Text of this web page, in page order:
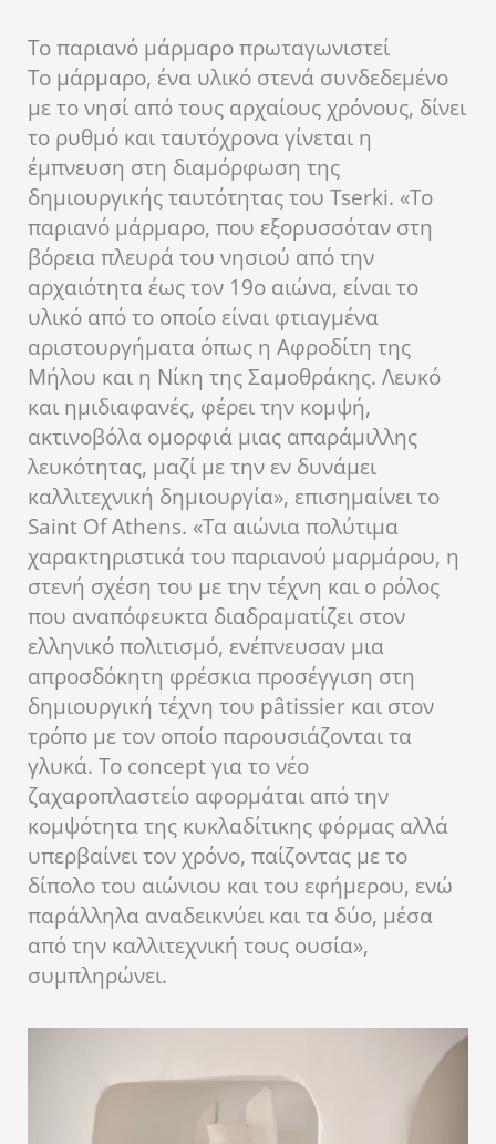
Το παριανό μάρμαρο πρωταγωνιστεί
Το μάρμαρο, ένα υλικό στενά συνδεδεμένο
με το νησί από τους αρχαίους χρόνους, δίνει
το ρυθμό και ταυτόχρονα γίνεται η
έμπνευση στη διαμόρφωση της
δημιουργικής ταυτότητας του Tserki. «Το
παριανό μάρμαρο, που εξορυσσόταν στη
βόρεια πλευρά του νησιού από την
αρχαιότητα έως τον 19ο αιώνα, είναι το
υλικό από το οποίο είναι φτιαγμένα
αριστουργήματα όπως η Αφροδίτη της
Μήλου και η Νίκη της Σαμοθράκης. Λευκό
και ημιδιαφανές, φέρει την κομψή,
ακτινοβόλα ομορφιά μιας απαράμιλλης
λευκότητας, μαζί με την εν δυνάμει
καλλιτεχνική δημιουργία», επισημαίνει το
Saint Of Athens. «Τα αιώνια πολύτιμα
χαρακτηριστικά του παριανού μαρμάρου, η
στενή σχέση του με την τέχνη και ο ρόλος
που αναπόφευκτα διαδραματίζει στον
ελληνικό πολιτισμό, ενέπνευσαν μια
απροσδόκητη φρέσκια προσέγγιση στη
δημιουργική τέχνη του pâtissier και στον
τρόπο με τον οποίο παρουσιάζονται τα
γλυκά. Το concept για το νέο
ζαχαροπλαστείο αφορμάται από την
κομψότητα της κυκλαδίτικης φόρμας αλλά
υπερβαίνει τον χρόνο, παίζοντας με το
δίπολο του αιώνιου και του εφήμερου, ενώ
παράλληλα αναδεικνύει και τα δύο, μέσα
από την καλλιτεχνική τους ουσία»,
συμπληρώνει.